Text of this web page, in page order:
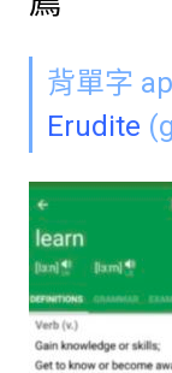
背單字
Erudite